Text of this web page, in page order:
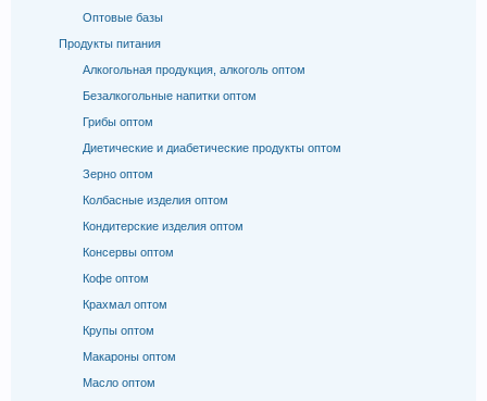
Оптовые базы
Продукты питания
Алкогольная продукция, алкоголь оптом
Безалкогольные напитки оптом
Грибы оптом
Диетические и диабетические продукты оптом
Зерно оптом
Колбасные изделия оптом
Кондитерские изделия оптом
Консервы оптом
Кофе оптом
Крахмал оптом
Крупы оптом
Макароны оптом
Масло оптом